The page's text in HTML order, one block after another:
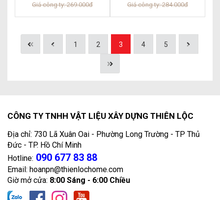
Giá công ty: 269.000đ Giá công ty: 284.000đ
1 2 3 4 5
CÔNG TY TNHH VẬT LIỆU XÂY DỰNG THIÊN LỘC
Địa chỉ: 730 Lã Xuân Oai - Phường Long Trường - TP Thủ
Đức - TP. Hồ Chí Minh
Hotline: 090 677 83 88
Email: hoanpn@thienlochome.com
Giờ mở cửa: 8:00 Sáng - 6:00 Chiều